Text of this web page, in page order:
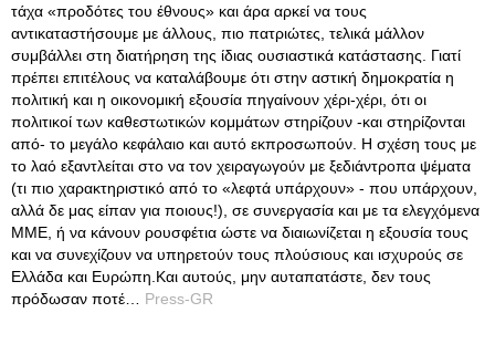
τάχα «προδότες του έθνους» και άρα αρκεί να τους
αντικαταστήσουμε με άλλους, πιο πατριώτες, τελικά μάλλον
συμβάλλει στη διατήρηση της ίδιας ουσιαστικά κατάστασης. Γιατί
πρέπει επιτέλους να καταλάβουμε ότι στην αστική δημοκρατία η
πολιτική και η οικονομική εξουσία πηγαίνουν χέρι-χέρι, ότι οι
πολιτικοί των καθεστωτικών κομμάτων στηρίζουν -και στηρίζονται
από- το μεγάλο κεφάλαιο και αυτό εκπροσωπούν. Η σχέση τους με
το λαό εξαντλείται στο να τον χειραγωγούν με ξεδιάντροπα ψέματα
(τι πιο χαρακτηριστικό από το «λεφτά υπάρχουν» - που υπάρχουν,
αλλά δε μας είπαν για ποιους!), σε συνεργασία και με τα ελεγχόμενα
ΜΜΕ, ή να κάνουν ρουσφέτια ώστε να διαιωνίζεται η εξουσία τους
και να συνεχίζουν να υπηρετούν τους πλούσιους και ισχυρούς σε
Ελλάδα και Ευρώπη.Και αυτούς, μην αυταπατάστε, δεν τους
πρόδωσαν ποτέ… Press-GR